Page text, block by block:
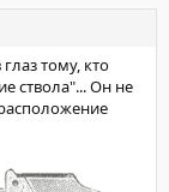
тому, кто
ствола"... Он не